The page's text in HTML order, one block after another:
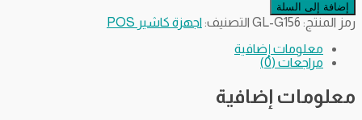
إضافة إلى السلة
رمز المنتج: GL-G156 التصنيف: اجهزة كاشير POS
معلومات إضافية
مراجعات (0)
معلومات إضافية